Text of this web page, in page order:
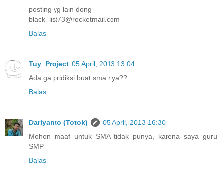
posting yg lain dong
black_list73@rocketmail.com
Balas
Tuy_Project 05 April, 2013 13:04
Ada ga pridiksi buat sma nya??
Balas
Dariyanto (Totok)
05 April, 2013 16:30
Mohon maaf untuk SMA tidak punya, karena saya guru
SMP
Balas